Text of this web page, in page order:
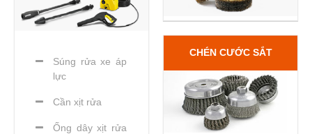
Súng rửa xe áp
lực
Cần xịt rửa
Ống dây xịt rửa
CHÉN CƯỚC SẮT